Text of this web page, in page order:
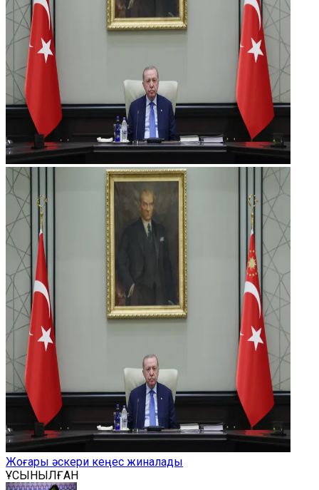
Жоғары әскери кеңес жиналады
ҰСЫНЫЛҒАН